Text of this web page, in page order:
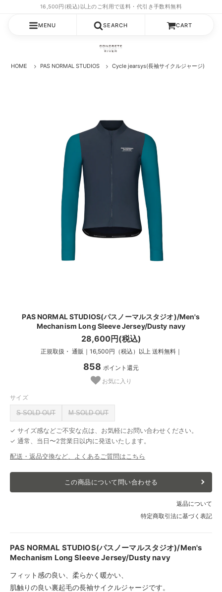
MENU SEARCH CART
HOME PAS NORMAL STUDIOS Cycle jearsys(長袖サイクルジャージ)
PAS NORMAL STUDIOS(パスノーマルスタジオ)/Men's
Mechanism Long Sleeve Jersey/Dusty navy
28,600円(税込)
正規取扱・ 通販｜16,500円（税込）以上 送料無料｜
858 ポイント還元
お気に入り
サイズ
S SOLD OUT M SOLD OUT
✓ サイズ感などご不安な点は、お気軽にお問い合わせください。
✓ 通常、当日〜2営業日以内に発送いたします。
配送・返品交換など、よくあるご質問はこちら
この商品について問い合わせる
返品について
特定商取引法に基づく表記
PAS NORMAL STUDIOS(パスノーマルスタジオ)/Men's
Mechanism Long Sleeve Jersey/Dusty navy
フィット感の良い、柔らかく暖かい、
肌触りの良い裏起毛の長袖サイクルジャージです。